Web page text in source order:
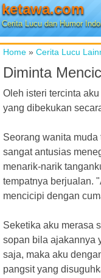
ketawa.com
Cerita Lucu dan Humor
Home » Cerita Lucu
Diminta
Oleh isteri tercinta
yang dibekukan
Seorang wanita
sangat antusias
menarik-narik
tempatnya berjualan.
mencicipi dengan
Seketika aku merasa
sopan bila ajakannya
saja, maka aku
pangsit yang